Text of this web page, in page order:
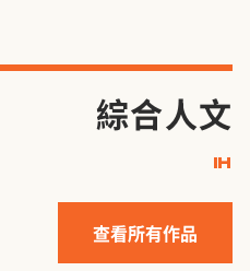
綜合人文
IH
查看所有作品